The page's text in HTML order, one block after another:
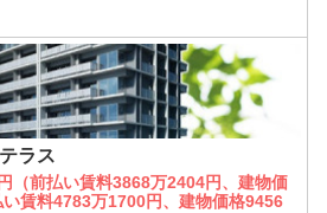
ラス
（前払い賃料3868万2404円、建物価
賃料4783万1700円、建物価格9456